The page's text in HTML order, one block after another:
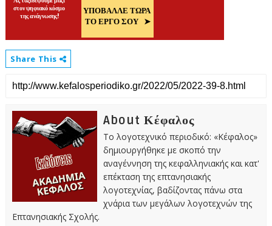
Share This
About Κέφαλος
Το λογοτεχνικό περιοδικό: «Κέφαλος»
δημιουργήθηκε με σκοπό την
αναγέννηση της κεφαλληνιακής και κατ'
επέκταση της επτανησιακής
λογοτεχνίας, βαδίζοντας πάνω στα
χνάρια των μεγάλων λογοτεχνών της
Επτανησιακής Σχολής.